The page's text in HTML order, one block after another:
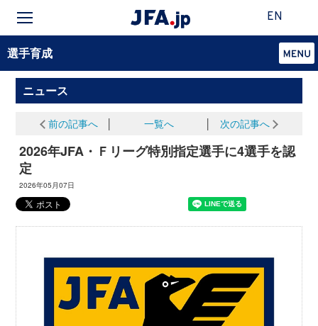
EN
選手育成
ニュース
前の記事へ 一覧へ 次の記事へ
2026年JFA・Ｆリーグ特別指定選手に4選手を認
定
2026年05月07日